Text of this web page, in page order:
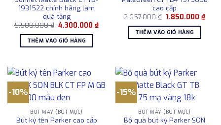
1931522 chính hãng làm
quà tặng
5.500.000₫ Giá
là:
5.500.000 ₫.
4.300.000₫Giá
THÊM VÀO GIỎ HÀNG
cao cấp
2.657.000₫ Giá
là:
2.657.000 ₫.
1.850.000₫Giá
THÊM VÀO GIỎ HÀNG
-10%
BÚT MÁY (BÚT MỰC)
Bút ký tên Parker cao cấp
-15%
BÚT MÁY (BÚT MỰC)
Bộ quà bút ký Parker SON